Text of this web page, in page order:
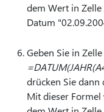
dem Wert in
Datum
Geben Sie in
drücken Sie dann
Mit dieser Formel